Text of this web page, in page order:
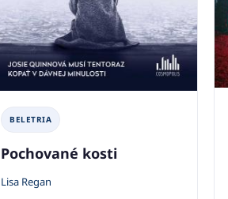
BELETRIA
Pochované kosti
Lisa Regan